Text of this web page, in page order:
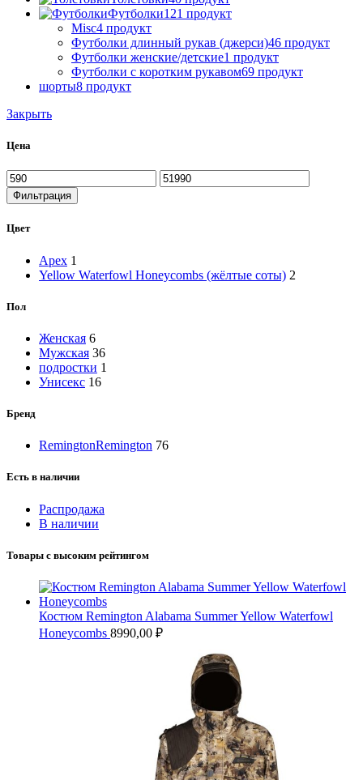
Футболки121 продукт
Misc4 продукт
Футболки длинный рукав (джерси)46 продукт
Футболки женские/детские1 продукт
Футболки с коротким рукавом69 продукт
шорты8 продукт
Закрыть
Цена
Минимальная
цена
Максимальная
цена
Фильтрация
Цвет
Apex 1
Yellow Waterfowl Honeycombs (жёлтые соты) 2
Пол
Женская 6
Мужская 36
подростки 1
Унисекс 16
Бренд
RemingtonRemington 76
Есть в наличии
Распродажа
В наличии
Товары с высоким рейтингом
Костюм Remington Alabama Summer Yellow Waterfowl
Honeycombs 8990,00 ₽